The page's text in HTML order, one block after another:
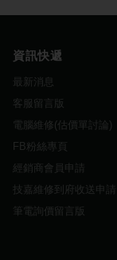
資訊快遞
最新消息
客服留言版
電腦維修(估價單討論)
FB粉絲專頁
經銷商會員申請
技嘉維修到府收送申
筆電詢價留言版